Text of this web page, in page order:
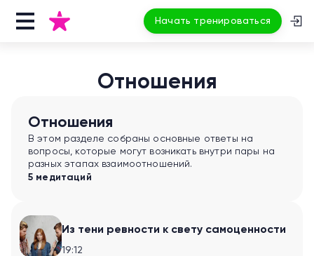
Начать тренироваться
Отношения
Отношения
В этом разделе собраны основные ответы на
вопросы, которые могут возникать внутри пары на
разных этапах взаимоотношений.
5 медитаций
Из тени ревности к свету самоценности
19:12